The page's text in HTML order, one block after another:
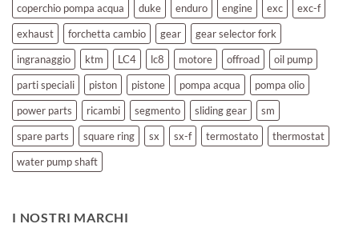
coperchio pompa acqua
duke enduro engine exc
exc-f
exhaust
forchetta cambio gear
gear selector fork
ingranaggio
ktm LC4 lc8 motore offroad
oil pump
parti speciali
piston pistone pompa acqua
pompa olio
power parts
ricambi segmento sliding gear
sm
spare parts
square ring sx sx-f termostato
thermostat
water pump shaft
I NOSTRI MARCHI